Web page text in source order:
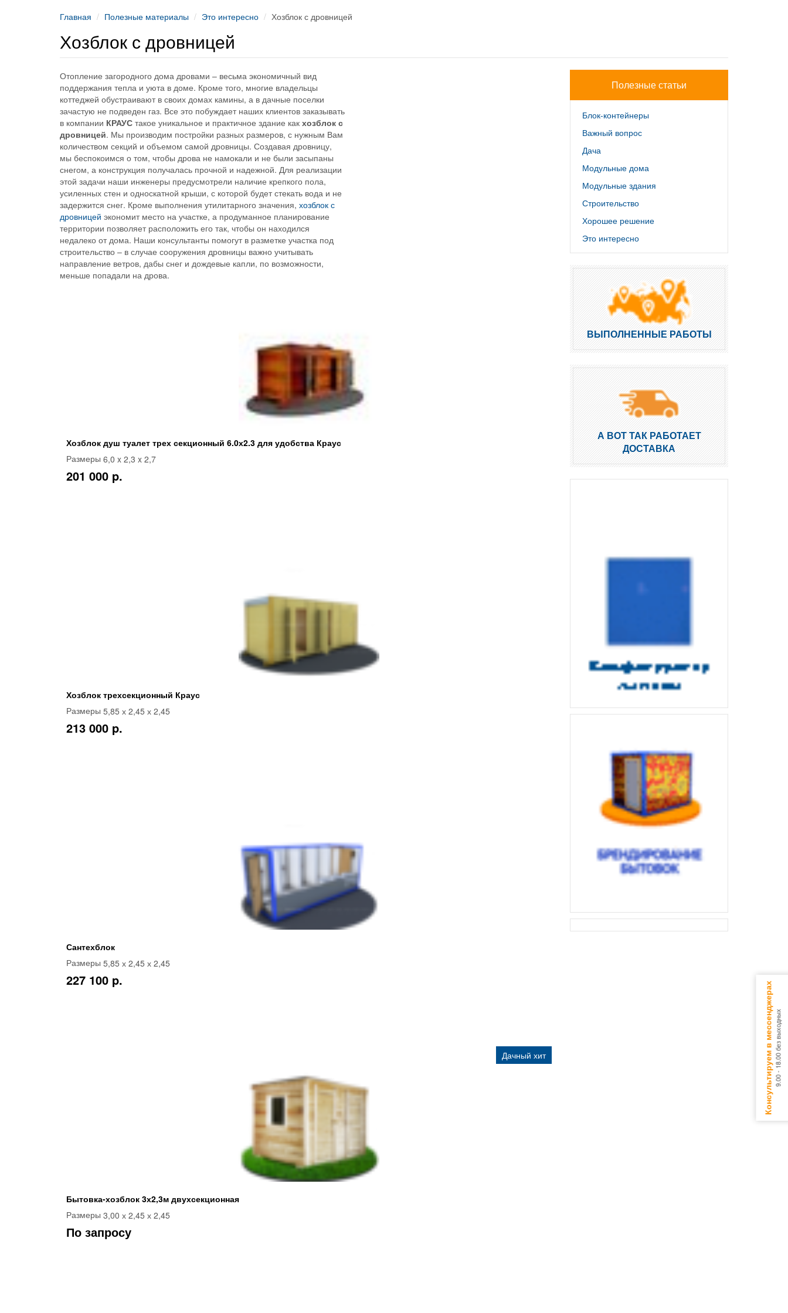
Консультируем в мессенджерах9.00 - 18.00 без выходных
Главная Полезные материалы Это интересно Хозблок с дровницей
Хозблок с дровницей
Отопление загородного дома дровами – весьма экономичный вид
поддержания тепла и уюта в доме. Кроме того, многие владельцы
коттеджей обустраивают в своих домах камины, а в дачные поселки
зачастую не подведен газ. Все это побуждает наших клиентов заказывать
в компании КРАУС такое уникальное и практичное здание как хозблок с
дровницей. Мы производим постройки разных размеров, с нужным Вам
количеством секций и объемом самой дровницы. Создавая дровницу,
мы беспокоимся о том, чтобы дрова не намокали и не были засыпаны
снегом, а конструкция получалась прочной и надежной. Для реализации
этой задачи наши инженеры предусмотрели наличие крепкого пола,
усиленных стен и односкатной крыши, с которой будет стекать вода и не
задержится снег. Кроме выполнения утилитарного значения, хозблок с
дровницей экономит место на участке, а продуманное планирование
территории позволяет расположить его так, чтобы он находился
недалеко от дома. Наши консультанты помогут в разметке участка под
строительство – в случае сооружения дровницы важно учитывать
направление ветров, дабы снег и дождевые капли, по возможности,
меньше попадали на дрова.
Хозблок душ туалет трех секционный 6.0х2.3 для удобства Краус
Размеры 6,0 x 2,3 x 2,7
201 000 p.
Хозблок трехсекционный Краус
Размеры 5,85 х 2,45 х 2,45
213 000 p.
Сантехблок
Размеры 5,85 х 2,45 х 2,45
227 100 p.
Дачный хит
Бытовка-хозблок 3х2,3м двухсекционная
Размеры 3,00 х 2,45 х 2,45
По запросу
Полезные статьи
Блок-контейнеры
Важный вопрос
Дача
Модульные дома
Модульные здания
Строительство
Хорошее решение
Это интересно
ВЫПОЛНЕННЫЕ РАБОТЫ
А ВОТ ТАК РАБОТАЕТ
ДОСТАВКА